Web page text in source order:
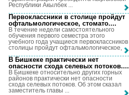
Республики Акылбек ...
Первоклассники в столице пройдут
офтальмологическое, стомато....
В течение недели самостоятельного
обучения первого семестра этого
учебного года учащиеся первоклассников
столицы пройдут офтальмологическое, ...
В Бишкеке практически нет
опасности схода селевых потоков....
В Бишкеке относительно других горных
районов практически нет опасности
схода селевых потоков. Об этом сказал
заместитель главы ...